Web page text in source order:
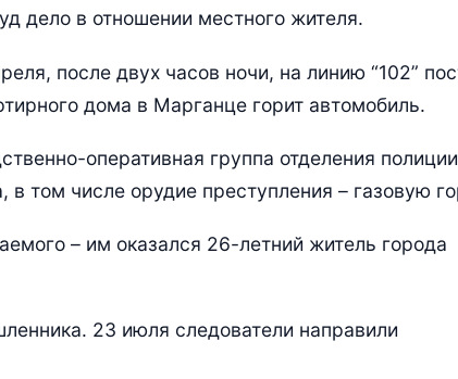
дело в отношении местного жителя.
после двух часов ночи, на линию “102”
дома в Марганце горит автомобиль.
оперативная группа отделения
том числе орудие преступления – газовую
– им оказался 26-летний житель города
23 июля следователи направили